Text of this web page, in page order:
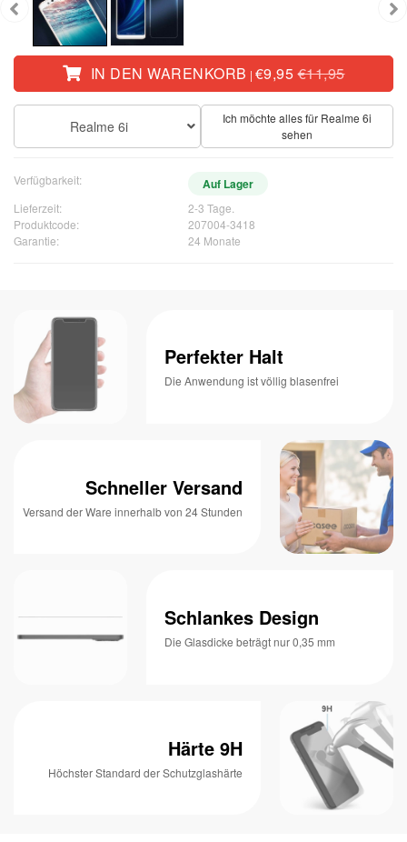
IN DEN WARENKORB | €9,95€11,95
Realme 6i
Ich möchte alles für Realme 6i
sehen
Verfügbarkeit: Auf Lager
Lieferzeit:
2-3 Tage.
Produktcode:
207004-3418
Garantie:
24 Monate
Perfekter Halt
Die Anwendung ist völlig blasenfrei
Schneller Versand
Versand der Ware innerhalb von 24 Stunden
Schlankes Design
Die Glasdicke beträgt nur 0,35 mm
Härte 9H
Höchster Standard der Schutzglashärte